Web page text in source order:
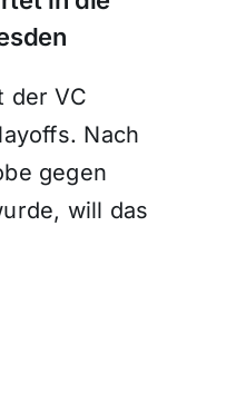
der VC
Nach
gegen
will das